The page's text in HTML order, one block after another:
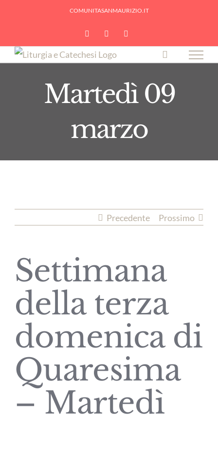
COMUNITASANMAURIZIO.IT
YouTubeFacebook
Martedì 09
marzo
Precedente Prossimo
Settimana
della terza
domenica di
Quaresima
– Martedì